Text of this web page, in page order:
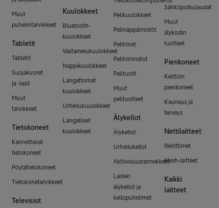
Muut
puhelintarvikkeet
Tabletit
Tabletit
Suojakuoret
ja -lasit
Muut
tarvikkeet
Tietokoneet
Kannettavat
tietokoneet
Pöytätietokoneet
Tietokonetarvikkeet
Televisiot
Kuulokkeet
Bluetooth-
kuulokkeet
Vastamelukuulokkeet
Nappikuulokkeet
Langattomat
kuulokkeet
Urheilukuulokkeet
Langalliset
kuulokkeet
Pelikuulokkeet
Pelinäppäimistöt
Pelihiiret
Pelihiirimatot
Pelituolit
Muut
pelituotteet
Älykellot
Älykellot
Urheilukellot
Aktiivisuusrannekkeet
Lasten
älykellot ja
kellopuhelimet
Sähköpotkulaudat
Muut
älykodin
tuotteet
Pienkoneet
Keittiön
pienkoneet
Kauneus ja
terveys
Nettilaitteet
Reitittimet
Mesh-laitteet
Kaikki
laitteet